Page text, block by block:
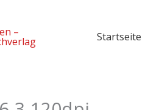
Startseite